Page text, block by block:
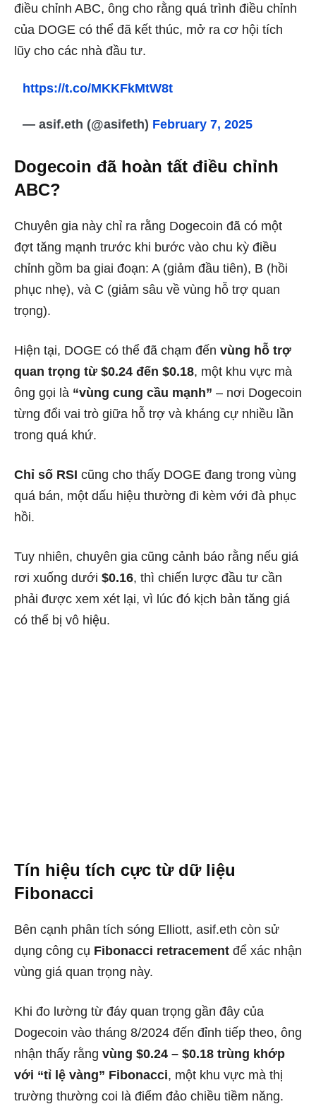
điều chỉnh ABC, ông cho rằng quá trình điều chỉnh
của DOGE có thể đã kết thúc, mở ra cơ hội tích
lũy cho các nhà đầu tư.
https://t.co/MKKFkMtW8t
— asif.eth (@asifeth) February 7, 2025
Dogecoin đã hoàn tất điều chỉnh
ABC?
Chuyên gia này chỉ ra rằng Dogecoin đã có một
đợt tăng mạnh trước khi bước vào chu kỳ điều
chỉnh gồm ba giai đoạn: A (giảm đầu tiên), B (hồi
phục nhẹ), và C (giảm sâu về vùng hỗ trợ quan
trọng).
Hiện tại, DOGE có thể đã chạm đến vùng hỗ trợ
quan trọng từ $0.24 đến $0.18, một khu vực mà
ông gọi là “vùng cung cầu mạnh” – nơi Dogecoin
từng đổi vai trò giữa hỗ trợ và kháng cự nhiều lần
trong quá khứ.
Chỉ số RSI cũng cho thấy DOGE đang trong vùng
quá bán, một dấu hiệu thường đi kèm với đà phục
hồi.
Tuy nhiên, chuyên gia cũng cảnh báo rằng nếu giá
rơi xuống dưới $0.16, thì chiến lược đầu tư cần
phải được xem xét lại, vì lúc đó kịch bản tăng giá
có thể bị vô hiệu.
Tín hiệu tích cực từ dữ liệu
Fibonacci
Bên cạnh phân tích sóng Elliott, asif.eth còn sử
dụng công cụ Fibonacci retracement để xác nhận
vùng giá quan trọng này.
Khi đo lường từ đáy quan trọng gần đây của
Dogecoin vào tháng 8/2024 đến đỉnh tiếp theo, ông
nhận thấy rằng vùng $0.24 – $0.18 trùng khớp
với “tỉ lệ vàng” Fibonacci, một khu vực mà thị
trường thường coi là điểm đảo chiều tiềm năng.